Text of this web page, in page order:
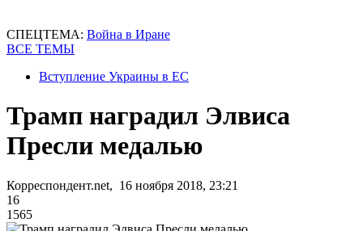
СПЕЦТЕМА: Война в Иране
ВСЕ ТЕМЫ
Вступление Украины в ЕС
Трамп наградил Элвиса
Пресли медалью
Корреспондент.net, 16 ноября 2018, 23:21
16
1565